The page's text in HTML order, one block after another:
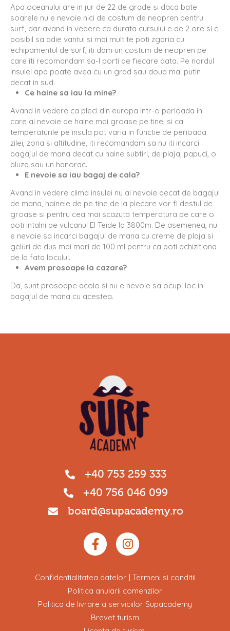
Apa oceanului are in jur de 22 de grade si daca bate
soarele nu e nevoie nici de costum de neopren pentru
surf, dar avand in vedere ca durata cursului e de 2 ore si e
posibil sa adie vantul si mai mult te poti zgaria cu
echipamentul de surf, iti dam un costum de neopren pe
care iti recomandam sa-l porti de fiecare data. Pe nordul
insulei apa poate avea cu un grad sau doua mai putin
decat in sud.
Ce haine sa iau la mine?
Avand in vedere ca pleci din europa intr-o perioada in
care ai nevoie de haine mai groase pe tine, si ca
temperaturile pe insula pot varia in functie de perioada
zilei, zona si altitudine, iti recomandam sa nu iti incarci
bagajul de mana decat cu haine subtiri, de plaja, papuci, o
bluza sau un hanorac.
E nevoie sa iau bagaj de cala?
Avand in vedere clima insulei nu ai nevoie decat de bagajul
de mana, hainele de pe tine de la plecare vor fi destul de
groase si pentru cea mai scazuta temperatura pe care o
poti intalni pe vulcanul El Teide la 3800m. De asemenea, nu
e nevoie sa incarci bagajul de mana cu creme de plaja si
geluri de dus mai mari de 100 ml pentru ca poti achizitiona
de la fata locului.
Avem prosoape la cazare?
Da, sunt prosoape acolo si nu e nevoie sa ocupi loc in
bagajul de mana cu acestea.
+40 753 259 333
+40 756 046 099
board@supacademy.ro
Confidentialitatea datelor| Termeni si conditii
Politica anularii comenzilor
Politica de livrare a serviciilor Supacademy
Brevet turism